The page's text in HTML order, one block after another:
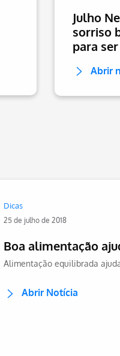
Julho
sorriso
para
Abrir
Dicas
25 de julho de 2018
Boa alimentação
Alimentação equilibrada
Abrir Notícia